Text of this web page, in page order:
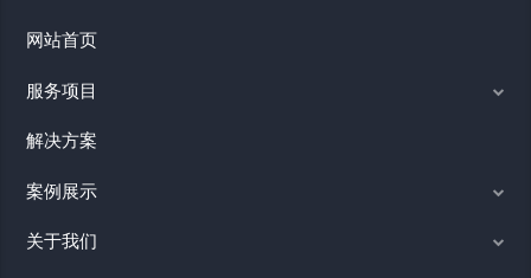
网站首页
服务项目
解决方案
案例展示
关于我们